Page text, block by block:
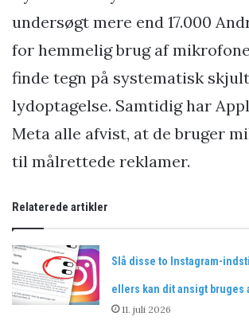
undersøgt mere end 17.000
for hemmelig brug af
finde tegn på systematisk skjult
lydoptagelse. Samtidig har
Meta alle afvist, at de bruger
til målrettede reklamer.
Relaterede artikler
Slå disse to Instagram-
ellers kan dit ansigt bruges
11. juli 2026